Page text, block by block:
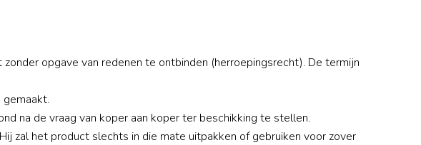
opgave van redenen te ontbinden (herroepingsrecht). De termijn
na de vraag van koper aan koper ter beschikking te stellen.
zal het product slechts in die mate uitpakken of gebruiken voor zover